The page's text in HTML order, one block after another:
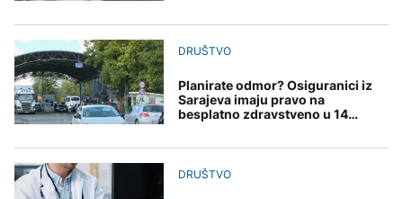
Erupcija Etne poremetila
aviosaobraćaj:
Aerodrom u Kataniji
drevnim piramidama
ZANIMLJIVOSTI
Rihanna radi na novom
DRUŠTVO
Planirate odmor? Osiguranici iz
Sarajeva imaju pravo na
besplatno zdravstveno u 14
DRUŠTVO